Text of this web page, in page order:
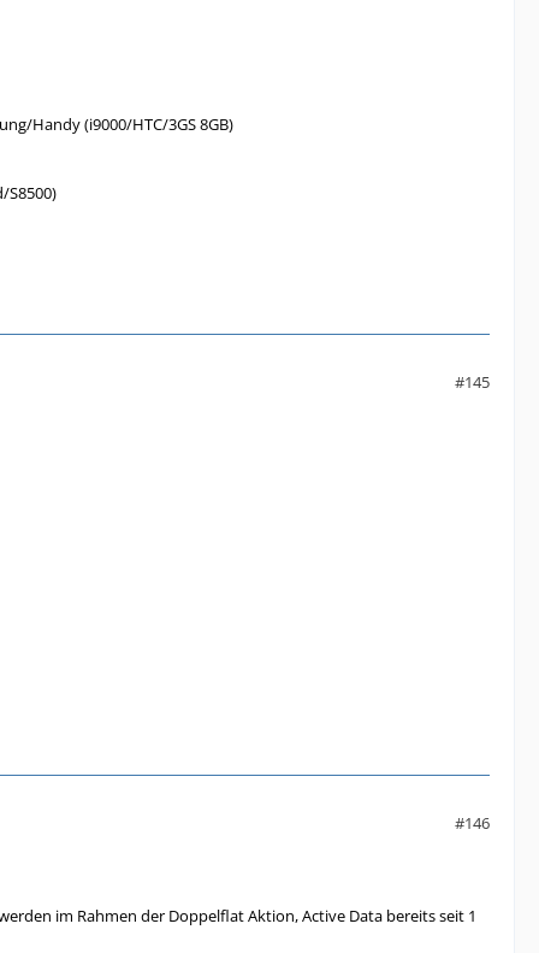
Handy (i9000/HTC/3GS 8GB)
S8500)
#145
#146
im Rahmen der Doppelflat Aktion, Active Data bereits seit 1